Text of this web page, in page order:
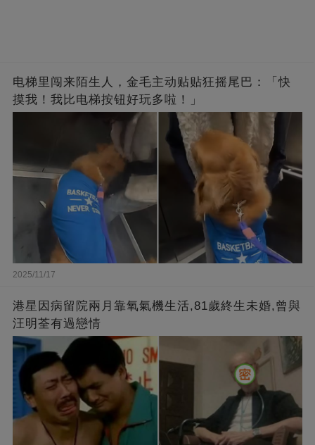
电梯里闯来陌生人，金毛主动贴贴狂摇尾巴：「快
摸我！我比电梯按钮好玩多啦！」
2025/11/17
港星因病留院兩月靠氧氣機生活,81歲終生未婚,曾與
汪明荃有過戀情